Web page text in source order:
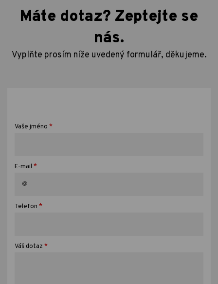
Máte dotaz? Zeptejte se
nás.
Vyplňte prosím níže uvedený formulář, děkujeme.
Vaše jméno *
E-mail *
Telefon *
Váš dotaz *